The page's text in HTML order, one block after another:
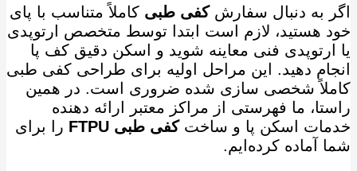
به دنبال سفارش کفی طبیکاملاً متناسب با پای
هستید، لازم است ابتدا توسط متخصص ارتوپدی
فنی معاینه شوید و اسکن دقیق کف پا
دهید. این مراحل اولیه برای طراحی کفی طبی
شخصی ‌سازی ‌شده ضروری است. در همین
ما فهرستی از مراکز معتبر ارائه ‌دهنده
اسکن پا و ساختکفی طبی FTPU
را برای
آماده کرده‌ایم.